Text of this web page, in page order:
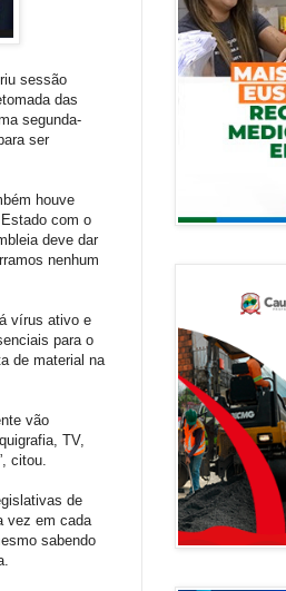
sessão
das
segunda-
ser
houve
com o
deve dar
nenhum
vírus ativo e
para o
de material na
vão
TV,
citou.
de
vez em cada
sabendo